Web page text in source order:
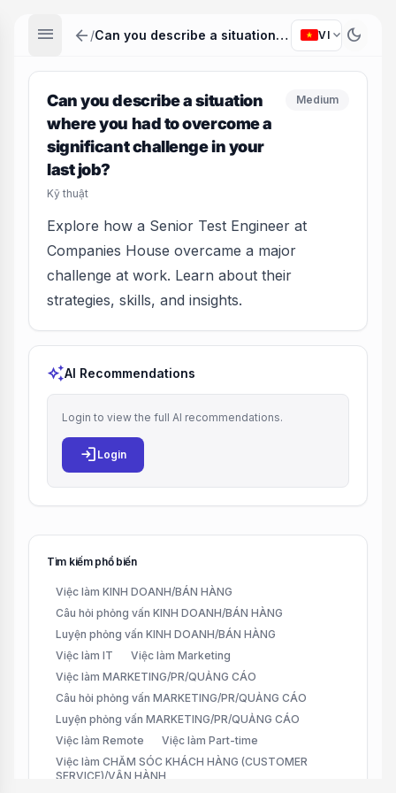
menu arrow_back / Can you describe a situation where you had to overcome a significant challenge in your last job? VI expand_more dark_mode
Can you describe a situation
where you had to overcome a
significant challenge in your
last job?
Kỹ thuật
Medium
Explore how a Senior Test Engineer at
Companies House overcame a major
challenge at work. Learn about their
strategies, skills, and insights.
auto_awesomeAI Recommendations
Login to view the full AI recommendations.
login Login
Tìm kiếm phổ biến
Việc làm KINH DOANH/BÁN HÀNG
Câu hỏi phỏng vấn KINH DOANH/BÁN HÀNG
Luyện phỏng vấn KINH DOANH/BÁN HÀNG
Việc làm IT
Việc làm Marketing
Việc làm MARKETING/PR/QUẢNG CÁO
Câu hỏi phỏng vấn MARKETING/PR/QUẢNG CÁO
Luyện phỏng vấn MARKETING/PR/QUẢNG CÁO
Việc làm Remote
Việc làm Part-time
Việc làm CHĂM SÓC KHÁCH HÀNG (CUSTOMER
SERVICE)/VẬN HÀNH